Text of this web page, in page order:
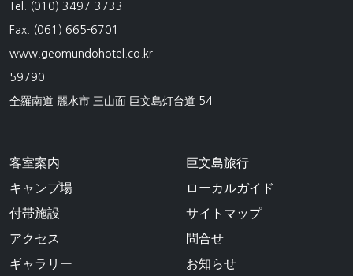
Tel. (010) 3497-3733
Fax. (061) 665-6701
www.geomundohotel.co.kr
59790
全羅南道 麗水市 三山面 巨文島灯台道 54
客室案内
キャンプ場
付帯施設
アクセス
ギャラリー
巨文島旅行
ローカルガイド
サイトマップ
問合せ
お知らせ